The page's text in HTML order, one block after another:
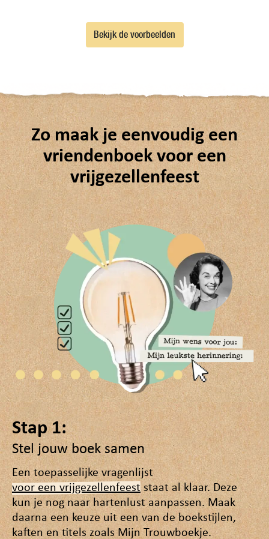
Bekijk de voorbeelden
Zo maak je eenvoudig een
vriendenboek voor een
vrijgezellenfeest
Stap 1:
Stel jouw boek samen
Een toepasselijke vragenlijst
voor een vrijgezellenfeest staat al klaar. Deze
kun je nog naar hartenlust aanpassen. Maak
daarna een keuze uit een van de boekstijlen,
kaften en titels zoals Mijn Trouwboekje.